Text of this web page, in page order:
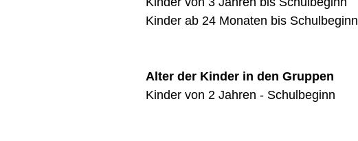
Kinder ab 24 Monaten bis Schulbeginn
Alter der Kinder in den Gruppen
Kinder von 2 Jahren - Schulbeginn